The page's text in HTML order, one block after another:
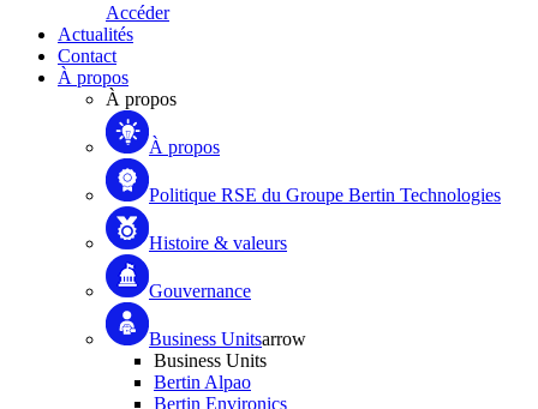
Accéder
Actualités
Contact
À propos
À propos
À propos
Politique RSE du Groupe Bertin Technologies
Histoire & valeurs
Gouvernance
Business Unitsarrow
Business Units
Bertin Alpao
Bertin Environics